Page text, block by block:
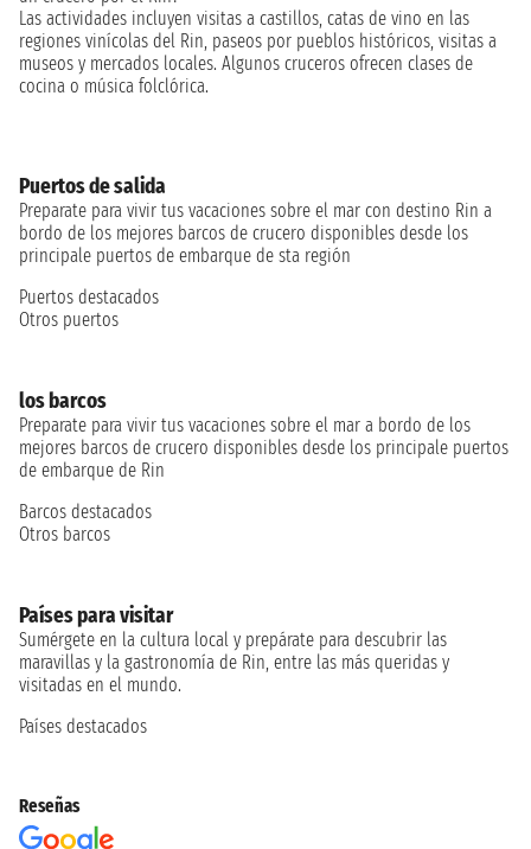
Las actividades incluyen visitas a castillos, catas de vino en las
regiones vinícolas del Rin, paseos por pueblos históricos, visitas a
museos y mercados locales. Algunos cruceros ofrecen clases de
cocina o música folclórica.
Puertos de salida
Preparate para vivir tus vacaciones sobre el mar con destino Rin a
bordo de los mejores barcos de crucero disponibles desde los
principale puertos de embarque de sta región
Puertos destacados
Otros puertos
los barcos
Preparate para vivir tus vacaciones sobre el mar a bordo de los
mejores barcos de crucero disponibles desde los principale puertos
de embarque de Rin
Barcos destacados
Otros barcos
Países para visitar
Sumérgete en la cultura local y prepárate para descubrir las
maravillas y la gastronomía de Rin, entre las más queridas y
visitadas en el mundo.
Países destacados
Reseñas